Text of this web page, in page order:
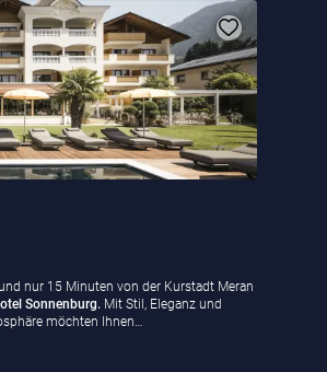
nur 15 Minuten von der Kurstadt Meran
Sonnenburg.Mit Stil, Eleganz und
möchten Ihnen…